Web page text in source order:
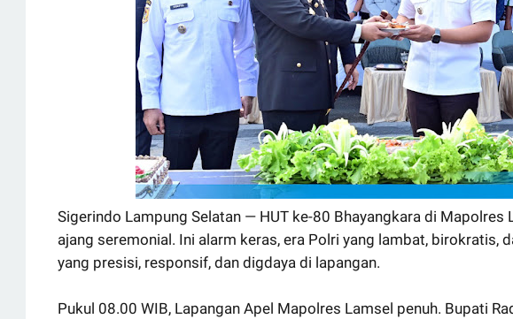
Sigerindo Lampung Selatan — HUT ke-80 Bhayangkara di Mapolres
ajang seremonial. Ini alarm keras, era Polri yang lambat, birokratis,
yang presisi, responsif, dan digdaya di lapangan.
Pukul 08.00 WIB, Lapangan Apel Mapolres Lamsel penuh. Bupati